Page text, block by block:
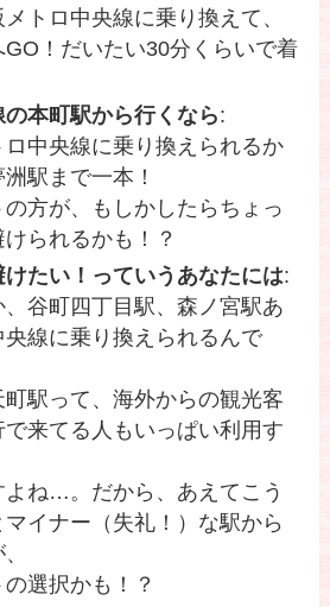
トロ中央線に乗り換えて、
！だいたい30分くらいで着
本町駅から行くなら:
ロ中央線に乗り換えられるか
駅まで一本！
方が、もしかしたらちょっ
られるかも！？
けたい！っていうあなたには:
谷町四丁目駅、森ノ宮駅あ
線に乗り換えられるんで
駅って、海外からの観光客
来てる人もいっぱい利用す
よね…。だから、あえてこう
イナー（失礼！）な駅から
選択かも！？